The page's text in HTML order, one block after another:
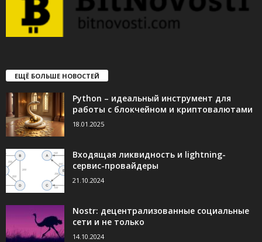
ЕЩЁ БОЛЬШЕ НОВОСТЕЙ
Python – идеальный инструмент для
работы с блокчейном и криптовалютами
18.01.2025
Входящая ликвидность и lightning-
сервис-провайдеры
21.10.2024
Nostr: децентрализованные социальные
сети и не только
14.10.2024